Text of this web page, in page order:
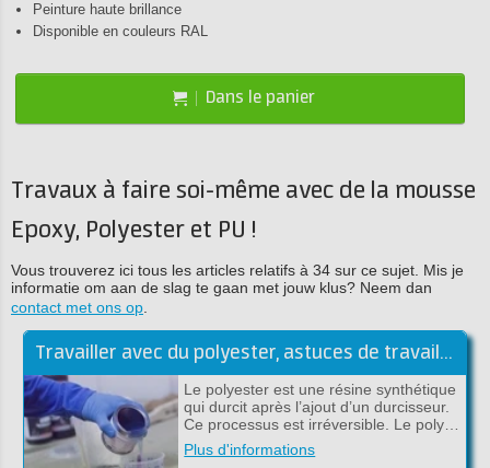
Peinture haute brillance
Disponible en couleurs RAL
Dans le panier
Travaux à faire soi-même avec de la mousse
Epoxy, Polyester et PU !
Vous trouverez ici tous les articles relatifs à 34 sur ce sujet. Mis je
informatie om aan de slag te gaan met jouw klus? Neem dan
contact met ons op
Travailler avec du polyester, astuces de travail de la résine polyester
Le polyester est une résine synthétique
qui durcit après l’ajout d’un durcisseur.
Ce processus est irréversible. Le poly…
Plus d'informations